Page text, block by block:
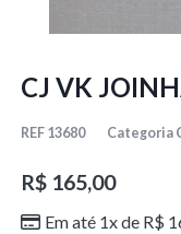
CJ VK
REF 13680 Categoria
R$165,00
Em até 1x de R$